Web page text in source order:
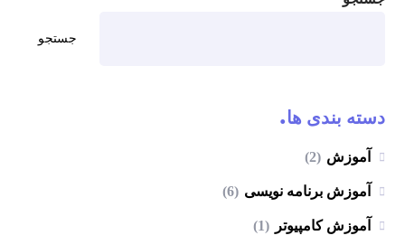
جستجو
دسته بندی ها
آموزش (2)
آموزش برنامه نویسی (6)
آموزش کامپیوتر (1)